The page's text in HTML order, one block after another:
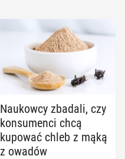
Na­ukow­cy zbadali, czy
kon­su­men­ci chcą
kupować chleb z mąką
z owadów